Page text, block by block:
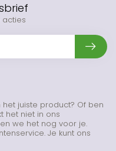
juiste product? Of ben
het niet in ons
we het nog voor je.
Je kunt ons